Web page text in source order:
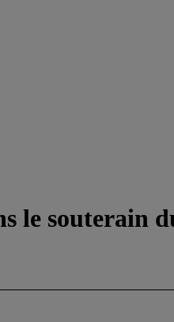
le souterain